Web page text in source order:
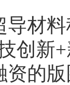
材料
创新
资的